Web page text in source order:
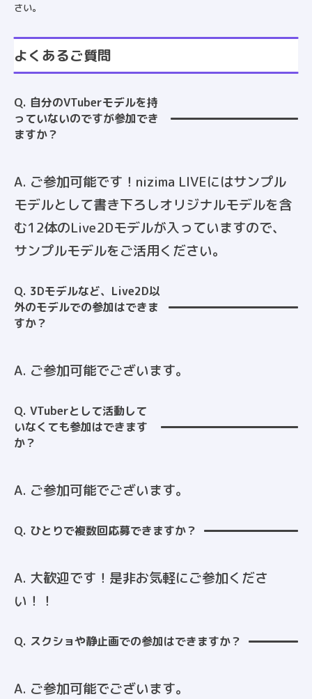
さい。
よくあるご質問
Q. 自分のVTuberモデルを持
っていないのですが参加でき
ますか？
A. ご参加可能です！nizima LIVEにはサンプル
モデルとして書き下ろしオリジナルモデルを含
む12体のLive2Dモデルが入っていますので、
サンプルモデルをご活用ください。
Q. 3Dモデルなど、Live2D以
外のモデルでの参加はできま
すか？
A. ご参加可能でございます。
Q. VTuberとして活動して
いなくても参加はできます
か？
A. ご参加可能でございます。
Q. ひとりで複数回応募できますか？
A. 大歓迎です！是非お気軽にご参加くださ
い！！
Q. スクショや静止画での参加はできますか？
A. ご参加可能でございます。